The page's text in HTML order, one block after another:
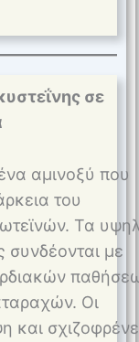
σε
αμινοξύ που
του
Τα
συνδέονται με
Οι
και